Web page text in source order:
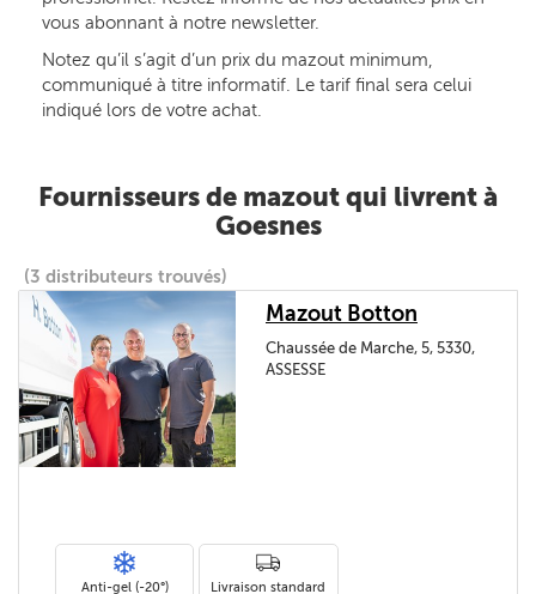
vous abonnant à notre newsletter.
Notez qu’il s’agit d’un prix du mazout minimum,
communiqué à titre informatif. Le tarif final sera celui
indiqué lors de votre achat.
Fournisseurs de mazout qui livrent à
Goesnes
(3 distributeurs trouvés)
Mazout Botton
Chaussée de Marche, 5, 5330,
ASSESSE
Anti-gel (-20°) Livraison standard